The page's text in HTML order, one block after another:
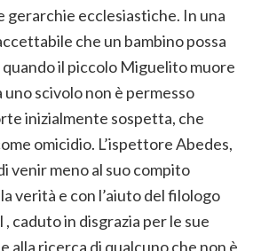
gerarchie ecclesiastiche. In una
che un bambino possa
quando il piccolo Miguelito muore
uno scivolo non è permesso
inizialmente sospetta, che
omicidio. L’ispettore Abedes,
venir meno al suo compito
verità e con l’aiuto del filologo
, caduto in disgrazia per le sue
alla ricerca di qualcuno che non è